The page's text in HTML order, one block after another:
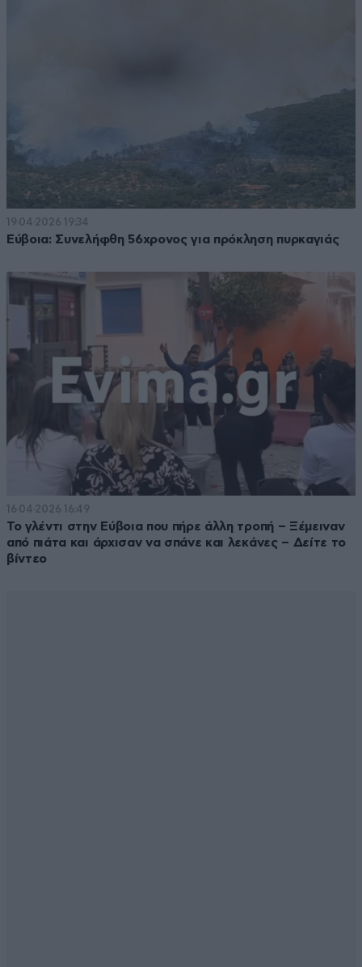
19·04·2026 19:34
Εύβοια: Συνελήφθη 56χρονος για πρόκληση πυρκαγιάς
16·04·2026 16:49
Το γλέντι στην Εύβοια που πήρε άλλη τροπή – Ξέμειναν
από πιάτα και άρχισαν να σπάνε και λεκάνες – Δείτε το
βίντεο